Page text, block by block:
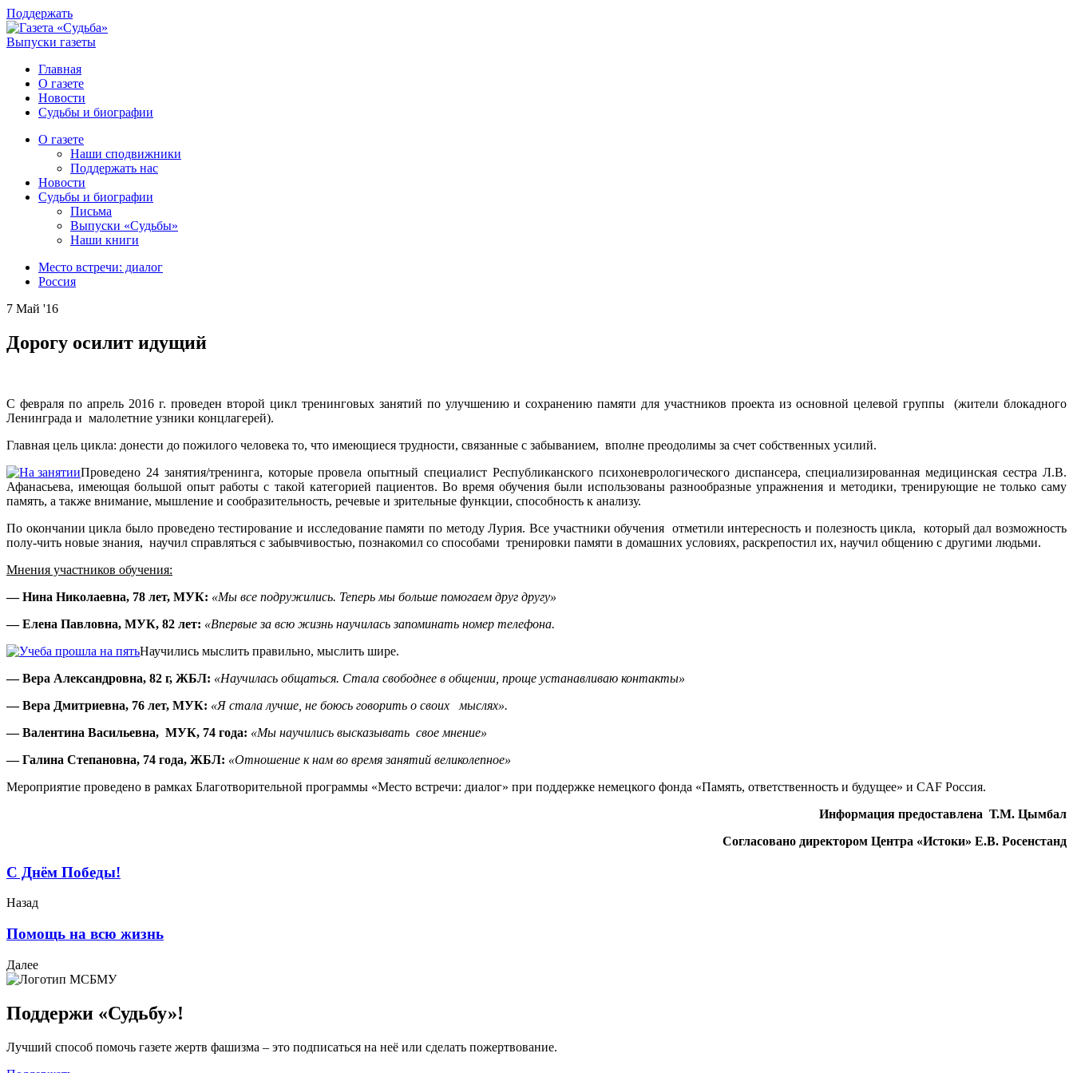
Поддержать
Выпуски газеты
Главная
О газете
Новости
Судьбы и биографии
О газете
Наши сподвижники
Поддержать нас
Новости
Судьбы и биографии
Письма
Выпуски «Судьбы»
Наши книги
Место встречи: диалог
Россия
7 Май '16
Дорогу осилит идущий
С февраля по апрель 2016 г. проведен второй цикл тренинговых занятий по улучшению и сохранению памяти для участников проекта из основной целевой группы (жители блокадного
Ленинграда и малолетние узники концлагерей).
Главная цель цикла: донести до пожилого человека то, что имеющиеся трудности, связанные с забыванием, вполне преодолимы за счет собственных усилий.
Проведено 24 занятия/тренинга, которые провела опытный специалист Республиканского психоневрологического диспансера, специализированная медицинская сестра Л.В.
Афанасьева, имеющая большой опыт работы с такой категорией пациентов. Во время обучения были использованы разнообразные упражнения и методики, тренирующие не только саму
память, а также внимание, мышление и сообразительность, речевые и зрительные функции, способность к анализу.
По окончании цикла было проведено тестирование и исследование памяти по методу Лурия. Все участники обучения отметили интересность и полезность цикла, который дал возможность
полу-чить новые знания, научил справляться с забывчивостью, познакомил со способами тренировки памяти в домашних условиях, раскрепостил их, научил общению с другими людьми.
Мнения участников обучения:
— Нина Николаевна, 78 лет, МУК: «Мы все подружились. Теперь мы больше помогаем друг другу»
— Елена Павловна, МУК, 82 лет: «Впервые за всю жизнь научилась запоминать номер телефона.
Научились мыслить правильно, мыслить шире.
— Вера Александровна, 82 г, ЖБЛ: «Научилась общаться. Стала свободнее в общении, проще устанавливаю контакты»
— Вера Дмитриевна, 76 лет, МУК: «Я стала лучше, не боюсь говорить о своих мыслях».
— Валентина Васильевна, МУК, 74 года: «Мы научились высказывать свое мнение»
— Галина Степановна, 74 года, ЖБЛ: «Отношение к нам во время занятий великолепное»
Мероприятие проведено в рамках Благотворительной программы «Место встречи: диалог» при поддержке немецкого фонда «Память, ответственность и будущее» и CAF Россия.
Информация предоставлена Т.М. Цымбал
Согласовано директором Центра «Истоки» Е.В. Росенстанд
С Днём Победы!
Назад
Помощь на всю жизнь
Далее
Поддержи «Судьбу»!
Лучший способ помочь газете жертв фашизма – это подписаться на неё или сделать пожертвование.